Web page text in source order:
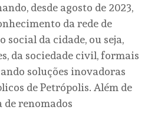
desde agosto de 2023,
da rede de
da cidade, ou seja,
da sociedade civil, formais
soluções inovadoras
de Petrópolis. Além de
de renomados